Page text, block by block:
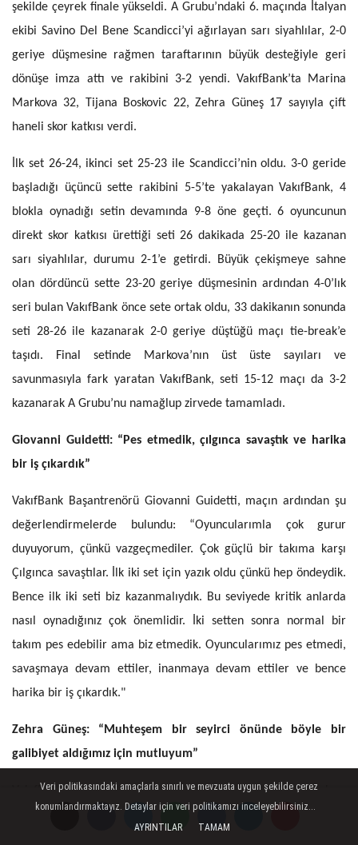
şekilde çeyrek finale yükseldi. A Grubu’ndaki 6. maçında İtalyan
ekibi Savino Del Bene Scandicci’yi ağırlayan sarı siyahlılar, 2-0
geriye düşmesine rağmen taraftarının büyük desteğiyle geri
dönüşe imza attı ve rakibini 3-2 yendi. VakıfBank’ta Marina
Markova 32, Tijana Boskovic 22, Zehra Güneş 17 sayıyla çift
haneli skor katkısı verdi.
İlk set 26-24, ikinci set 25-23 ile Scandicci’nin oldu. 3-0 geride
başladığı üçüncü sette rakibini 5-5’te yakalayan VakıfBank, 4
blokla oynadığı setin devamında 9-8 öne geçti. 6 oyuncunun
direkt skor katkısı ürettiği seti 26 dakikada 25-20 ile kazanan
sarı siyahlılar, durumu 2-1’e getirdi. Büyük çekişmeye sahne
olan dördüncü sette 23-20 geriye düşmesinin ardından 4-0’lık
seri bulan VakıfBank önce sete ortak oldu, 33 dakikanın sonunda
seti 28-26 ile kazanarak 2-0 geriye düştüğü maçı tie-break’e
taşıdı. Final setinde Markova’nın üst üste sayıları ve
savunmasıyla fark yaratan VakıfBank, seti 15-12 maçı da 3-2
kazanarak A Grubu’nu namağlup zirvede tamamladı.
Giovanni Guidetti: “Pes etmedik, çılgınca savaştık ve harika
bir iş çıkardık”
VakıfBank Başantrenörü Giovanni Guidetti, maçın ardından şu
değerlendirmelerde bulundu: “Oyuncularımla çok gurur
duyuyorum, çünkü vazgeçmediler. Çok güçlü bir takıma karşı
Çılgınca savaştılar. İlk iki set için yazık oldu çünkü hep öndeydik.
Bence ilk iki seti biz kazanmalıydık. Bu seviyede kritik anlarda
nasıl oynadığınız çok önemlidir. İki setten sonra normal bir
takım pes edebilir ama biz etmedik. Oyuncularımız pes etmedi,
savaşmaya devam ettiler, inanmaya devam ettiler ve bence
harika bir iş çıkardık."
Zehra Güneş: “Muhteşem bir seyirci önünde böyle bir
galibiyet aldığımız için mutluyum”
VakıfBank’ta kaptan Zehra Güneş 17 sayı sayıyla oynarken,
yaptığı 8 blokla da rakibe duvar ördü. Karşılaşmanın en değerli
Veri politikasındaki amaçlarla sınırlı ve mevzuata uygun şekilde çerez
konumlandırmaktayız. Detaylar için veri politikamızı inceleyebilirsiniz...
AYRINTILAR
TAMAM